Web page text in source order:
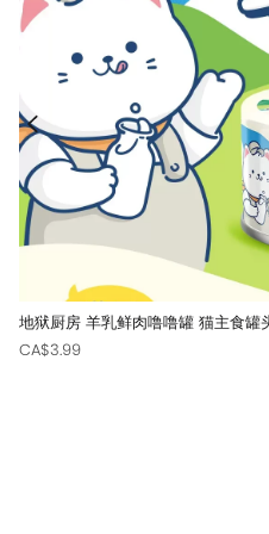
地狱厨房 羊乳鲜肉噜噜罐 猫主食
CA$3.99